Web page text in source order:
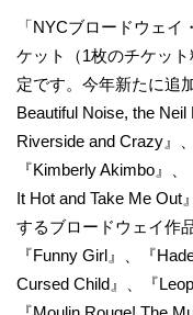
「NYCブロードウェ
ケット（1枚のチケッ
定です。今年新たに追
Beautiful Noise, the
Riverside and Crazy』
『Kimberly Akimbo』
It Hot and Take Me Out
するブロードウェイ作
『Funny Girl』、『
Cursed Child』、『